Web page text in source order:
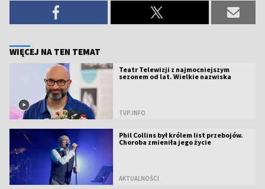
WIĘCEJ NA TEN TEMAT
Teatr Telewizji z najmocniejszym
sezonem od lat. Wielkie nazwiska
TVP.INFO
Phil Collins był królem list przebojów.
Choroba zmieniła jego życie
AKTUALNOŚCI